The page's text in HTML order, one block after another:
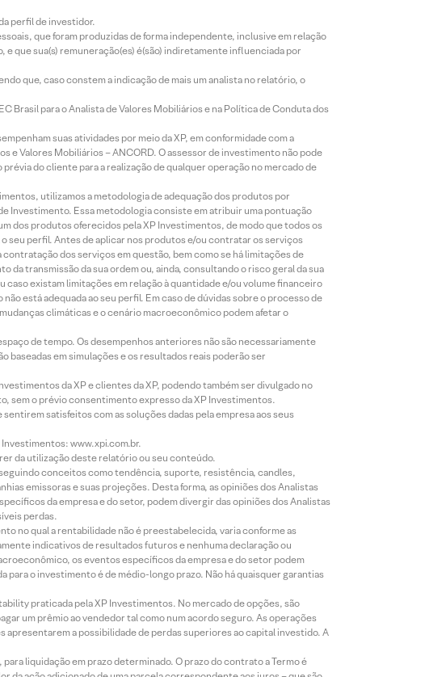
perfil de investidor.
que foram produzidas de forma independente, inclusive em relação
que sua(s) remuneração(es) é(são) indiretamente influenciada por
que, caso constem a indicação de mais um analista no relatório, o
Brasil para o Analista de Valores Mobiliários e na Política de Conduta dos
suas atividades por meio da XP, em conformidade com a
Valores Mobiliários – ANCORD. O assessor de investimento não pode
do cliente para a realização de qualquer operação no mercado de
utilizamos a metodologia de adequação dos produtos por
Investimento. Essa metodologia consiste em atribuir uma pontuação
dos produtos oferecidos pela XP Investimentos, de modo que todos os
seu perfil. Antes de aplicar nos produtos e/ou contratar os serviços
dos serviços em questão, bem como se há limitações de
transmissão da sua ordem ou, ainda, consultando o risco geral da sua
existam limitações em relação à quantidade e/ou volume financeiro
está adequada ao seu perfil. Em caso de dúvidas sobre o processo de
climáticas e o cenário macroeconômico podem afetar o
de tempo. Os desempenhos anteriores não são necessariamente
em simulações e os resultados reais poderão ser
da XP e clientes da XP, podendo também ser divulgado no
sem o prévio consentimento expresso da XP Investimentos.
satisfeitos com as soluções dadas pela empresa aos seus
www.xpi.com.br.
da utilização deste relatório ou seu conteúdo.
conceitos como tendência, suporte, resistência, candles,
emissoras e suas projeções. Desta forma, as opiniões dos Analistas
da empresa e do setor, podem divergir das opiniões dos Analistas
perdas.
no qual a rentabilidade não é preestabelecida, varia conforme as
indicativos de resultados futuros e nenhuma declaração ou
os eventos específicos da empresa e do setor podem
o investimento é de médio-longo prazo. Não há quaisquer garantias
praticada pela XP Investimentos. No mercado de opções, são
um prêmio ao vendedor tal como num acordo seguro. As operações
a possibilidade de perdas superiores ao capital investido. A
liquidação em prazo determinado. O prazo do contrato a Termo é